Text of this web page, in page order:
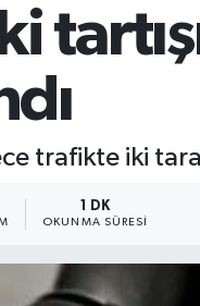
trafikte iki
1 DK
OKUNMA SÜRESI